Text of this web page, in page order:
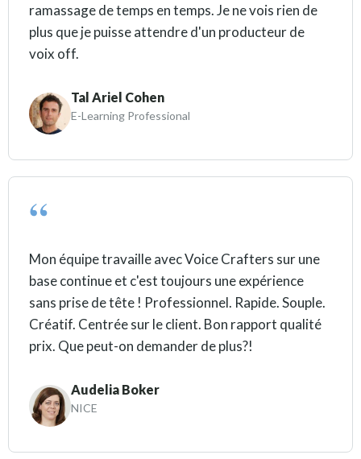
ramassage de temps en temps. Je ne vois rien de
plus que je puisse attendre d'un producteur de
voix off.
Tal Ariel Cohen
E-Learning Professional
Mon équipe travaille avec Voice Crafters sur une
base continue et c'est toujours une expérience
sans prise de tête ! Professionnel. Rapide. Souple.
Créatif. Centrée sur le client. Bon rapport qualité
prix. Que peut-on demander de plus?!
Audelia Boker
NICE